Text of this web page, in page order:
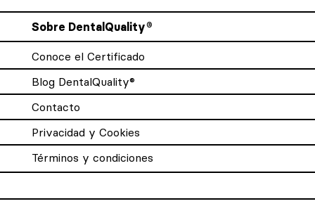
Sobre DentalQuality®
Conoce el Certificado
Blog DentalQuality®
Contacto
Privacidad y Cookies
Términos y condiciones